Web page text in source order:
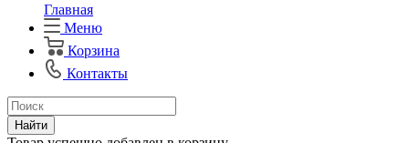
Главная
Меню
Корзина
Контакты
Найти